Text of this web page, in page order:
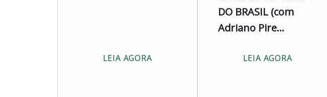
LEIA AGORA
DO BRASIL (com
Adriano Pire...
LEIA AGORA